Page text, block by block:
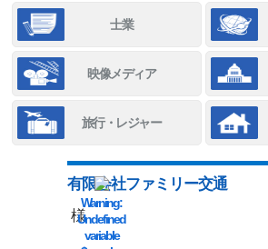
士業
映像メディア
旅行・レジャー
Warning:
Undefined
variable
有限会社ファミリー交通
様